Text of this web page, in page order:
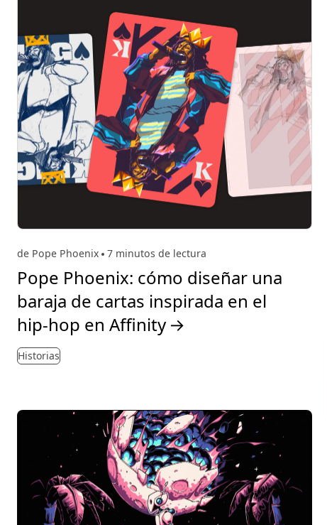
de Pope Phoenix 7 minutos de lectura
Pope Phoenix: cómo diseñar una
baraja de cartas inspirada en el
hip-hop en Affinity →
Historias